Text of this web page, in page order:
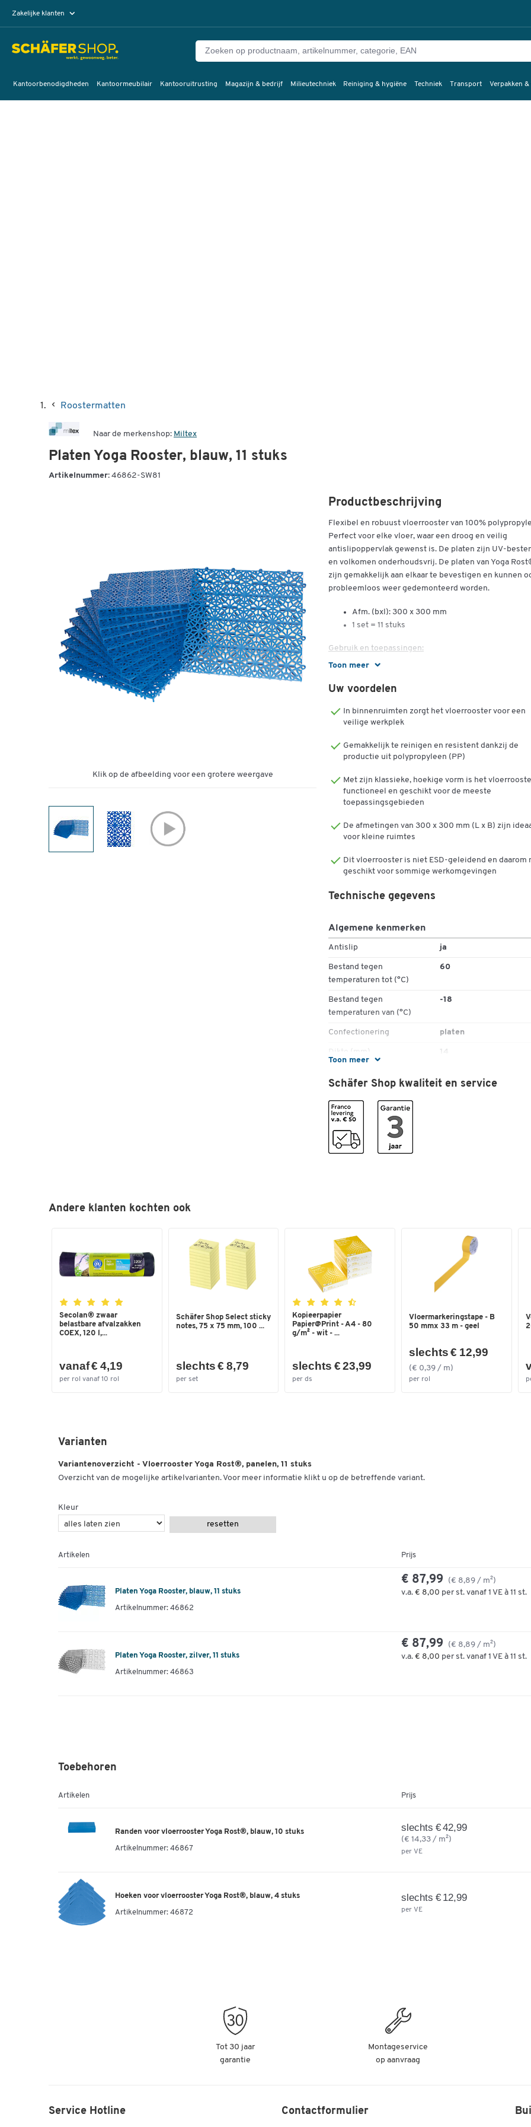
Zakelijke klanten
Kantoorbenodigdheden Kantoormeubilair Kantooruitrusting Magazijn & bedrijf Milieutechniek Reiniging & hygiëne Techniek Transport Verpakken &
Roostermatten
Naar de merkenshop: Miltex
Platen Yoga Rooster, blauw, 11 stuks
Artikelnummer: 46862-SW81
Klik op de afbeelding voor een grotere weergave
Toon meer
Productbeschrijving
Flexibel en robuust vloerrooster van 100%
Perfect voor elke vloer, waar een droog en veilig
antislipoppervlak gewenst is. De platen zijn UV-
en volkomen onderhoudsvrij. De platen van Yoga
zijn gemakkelijk aan elkaar te bevestigen en kunnen
probleemloos weer gedemonteerd worden.
Afm. (bxl): 300 x 300 mm
1 set = 11 stuks
Gebruik en toepassingen:
grote evenementen, zwembaden, douches en
De voordelen op een rij:
Binnen en buiten te gebruiken
Sterke grip en antislip (R 10 DIN 51130)
Brandklasse (B3 DIN 4102)
Hoog belastbaar tot min. 22.000 kg/m²
Gemakkelijk te verplaatsen en te demonteren
Uw voordelen
In binnenruimten zorgt het vloerrooster voor een
veilige werkplek
Gemakkelijk te reinigen en resistent dankzij de
productie uit polypropyleen (PP)
Met zijn klassieke, hoekige vorm is het
functioneel en geschikt voor de meeste
toepassingsgebieden
De afmetingen van 300 x 300 mm (L x B) zijn
voor kleine ruimtes
Dit vloerrooster is niet ESD-geleidend en daarom
geschikt voor sommige werkomgevingen
Toon meer
Technische gegevens
Algemene kenmerken
Antislip ja
Bestand tegen
temperaturen tot (°C)
60
Bestand tegen
temperaturen van (°C)
-18
Confectionering platen
Dikte (mm) 14
Gebruiksplaats
Lengte (mm)
Materiaal
Vorm hoekig
Waarde slipweerstand R 10
Weerstandseigenschap Olie en chemicaliën
Kleuren
Kleur
Schäfer Shop kwaliteit en service
Andere klanten kochten ook
Secolan® zwaar
belastbare afvalzakken
COEX, 120 l,...
vanaf € 4,19
per rol vanaf 10 rol
Schäfer Shop Select sticky
notes, 75 x 75 mm, 100 ...
slechts € 8,79
per set
Kopieerpapier
Papier@Print - A4 - 80
g/m² - wit - ...
slechts € 23,99
per ds
Vloermarkeringstape - B
50 mmx 33 m - geel
slechts € 12,99
(€ 0,39 / m)
per rol
Varianten
Variantenoverzicht - Vloerrooster Yoga Rost®, panelen, 11 stuks
Overzicht van de mogelijke artikelvarianten. Voor meer informatie klikt u op de betreffende variant.
Kleur
resetten
Artikelen Prijs
Platen Yoga Rooster, blauw, 11 stuks
Artikelnummer: 46862
€ 87,99
(€ 8,89 / m²)
v.a. € 8,00 per st. vanaf 1 VE à 11 st.
Platen Yoga Rooster, zilver, 11 stuks
Artikelnummer: 46863
€ 87,99
(€ 8,89 / m²)
v.a. € 8,00 per st. vanaf 1 VE à 11 st.
Toebehoren
Artikelen Prijs
Randen voor vloerrooster Yoga Rost®, blauw, 10 stuks
Artikelnummer: 46867
slechts € 42,99
(€ 14,33 / m²)
per VE
Hoeken voor vloerrooster Yoga Rost®, blauw, 4 stuks
Artikelnummer: 46872
slechts € 12,99
per VE
Tot 30 jaar
garantie
Montageservice
op aanvraag
Service Hotline Contactformulier